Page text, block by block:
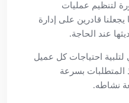
لتنظيم عمليات
قادرين على إدارة
عند الحاجة.
احتياجات كل عميل
بسرعة
نشاطه.